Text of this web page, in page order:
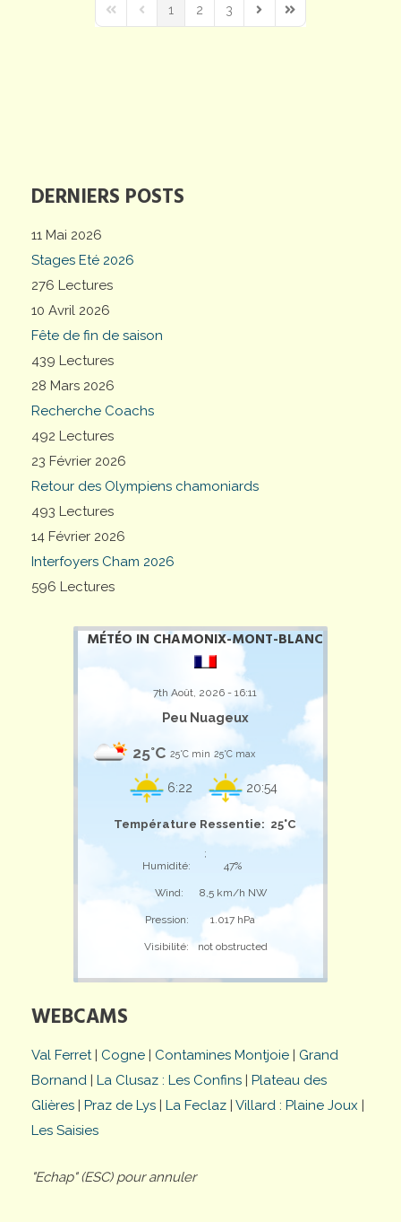
DERNIERS POSTS
11 Mai 2026
Stages Eté 2026
276 Lectures
10 Avril 2026
Fête de fin de saison
439 Lectures
28 Mars 2026
Recherche Coachs
492 Lectures
23 Février 2026
Retour des Olympiens chamoniards
493 Lectures
14 Février 2026
Interfoyers Cham 2026
596 Lectures
MÉTÉO IN CHAMONIX-MONT-BLANC
7th Août, 2026 - 16:11
Peu Nuageux
25°C 25°C min 25°C max
6:22 20:54
Température Ressentie: 25°C
;
Humidité:
47%
Wind: 8,5 km/h NW
Pression: 1.017 hPa
Visibilité: not obstructed
WEBCAMS
Val Ferret| Cogne | Contamines Montjoie | Grand
Bornand | La Clusaz : Les Confins | Plateau des
Glières | Praz de Lys | La Feclaz | Villard : Plaine Joux |
Les Saisies
"Echap" (ESC) pour annuler
First PagePrevious Page
1 2 3
Next PageLast Page